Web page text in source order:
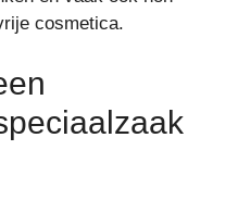
cosmetica.